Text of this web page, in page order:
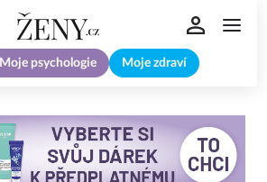
Moje psychologie Moje zdraví